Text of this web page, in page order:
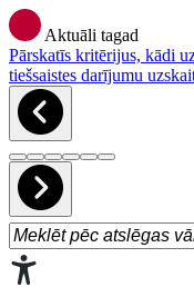
Aktuāli tagad
Pārskatīs kritērijus, kādi
tiešsaistes darījumu